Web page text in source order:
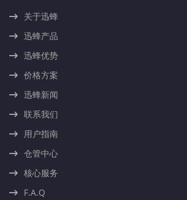
关于迅蜂
迅蜂产品
迅蜂优势
价格方案
迅蜂新闻
联系我们
用户指南
仓管中心
核心服务
F.A.Q